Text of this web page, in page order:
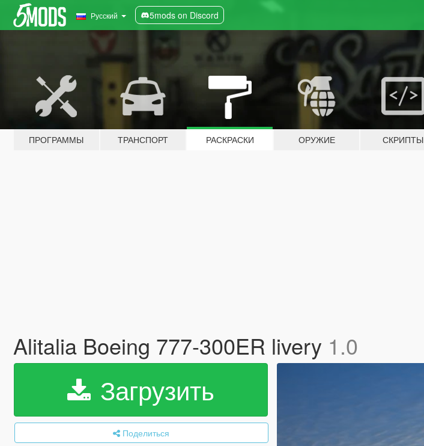
Русский 5mods on Discord
ПРОГРАММЫ ТРАНСПОРТ РАСКРАСКИ ОРУЖИЕ СКРИПТЫ
Alitalia Boeing 777-300ER livery 1.0
Загрузить
Поделиться